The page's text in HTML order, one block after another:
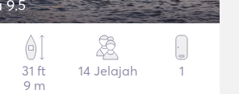
9.5
31 ft
9 m
14 Jelajah 1